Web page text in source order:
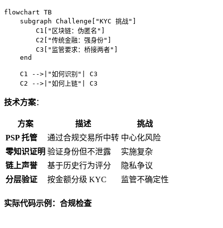
flowchart TB
    subgraph Challenge["KYC 挑战"]
        C1["区块链：伪匿名"]
        C2["传统金融：强身份"]
        C3["监管要求：桥接两者"]
    end
    C1 -->|"如何识别"| C3
    C2 -->|"如何上链"| C3
技术方案：
方案 描述
挑战
PSP 托管
通过合规交易所中转 中心化风险
零知识证明 验证身份但不泄露
实施复杂
链上声誉
基于历史行为评分
隐私争议
分层验证
按金额分级 KYC 监管不确定性
实际代码示例：合规检查